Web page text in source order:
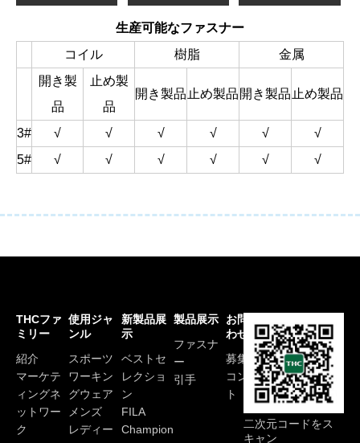
生産可能なファスナー
コイル
樹脂
金属
開き製
品
止め製
品
開き製品 止め製品 開き製品 止め製品
3# √ √ √ √ √
√
5#
√ √ √ √ √ √
THCファ
ミリー
紹介
マーケテ
ィングネ
ットワー
ク
使用ジャ
ンル
スポーツ
ワーキン
グウェア
メンズ
レディー
新製品展
示
ベストセ
レクショ
ン
FILA
Champion
製品展示
ファスナ
ー
引手
お問い合
わせ
募集
コンダク
ト
二次元コードをス
キャン